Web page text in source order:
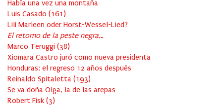
Había una vez una montaña
Luis Casado (161 )
Lili Marleen oder Horst-Wessel-Lied?
El retorno de la peste negra…
Marco Teruggi (38)
Xiomara Castro juró como nueva presidenta
Honduras: el regreso 12 años después
Reinaldo Spitaletta (193)
Se va doña Olga, la de las arepas
Robert Fisk (3)